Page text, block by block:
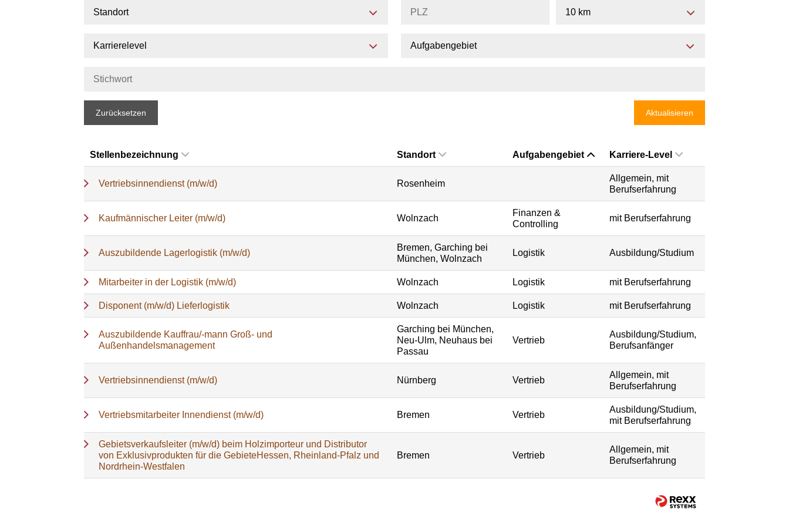
Standort 10 km
Karrierelevel Aufgabengebiet
Zurücksetzen Aktualisieren
Stellenbezeichnung Standort Aufgabengebiet Karriere-Level
Vertriebsinnendienst (m/w/d) Rosenheim
Allgemein, mit
Berufserfahrung
Kaufmännischer Leiter (m/w/d) Wolnzach
Finanzen &
Controlling
mit Berufserfahrung
Auszubildende Lagerlogistik (m/w/d)
Bremen, Garching bei
München, Wolnzach
Logistik Ausbildung/Studium
Mitarbeiter in der Logistik (m/w/d) Wolnzach Logistik mit Berufserfahrung
Disponent (m/w/d) Lieferlogistik Wolnzach Logistik mit Berufserfahrung
Auszubildende Kauffrau/-mann Groß- und
Außenhandelsmanagement
Garching bei München,
Neu-Ulm, Neuhaus bei
Passau
Vertrieb
Ausbildung/Studium,
Berufsanfänger
Vertriebsinnendienst (m/w/d) Nürnberg Vertrieb
Allgemein, mit
Berufserfahrung
Vertriebsmitarbeiter Innendienst (m/w/d) Bremen Vertrieb
Ausbildung/Studium,
mit Berufserfahrung
Gebietsverkaufsleiter (m/w/d) beim Holzimporteur und Distributor
von Exklusivprodukten für die GebieteHessen, Rheinland-Pfalz und
Nordrhein-Westfalen
Bremen Vertrieb
Allgemein, mit
Berufserfahrung